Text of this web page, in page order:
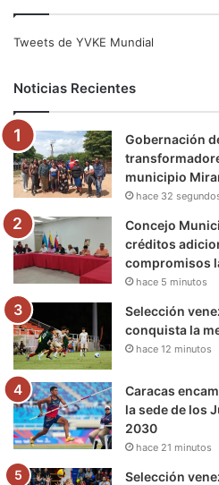
e
o
o
k
t
e
r
b
e
Tweets de YVKE Mundial
Noticias Recientes
Gobernación
municipio
hace 32
Concejo
créditos
compromisos
hace 5 minutos
Selección
conquista la
hace 12 minutos
Caracas
la sede de los
2030
hace 21 minutos
Selección